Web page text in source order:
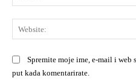
Spremite moje ime, e-mail i
put kada komentarirate.